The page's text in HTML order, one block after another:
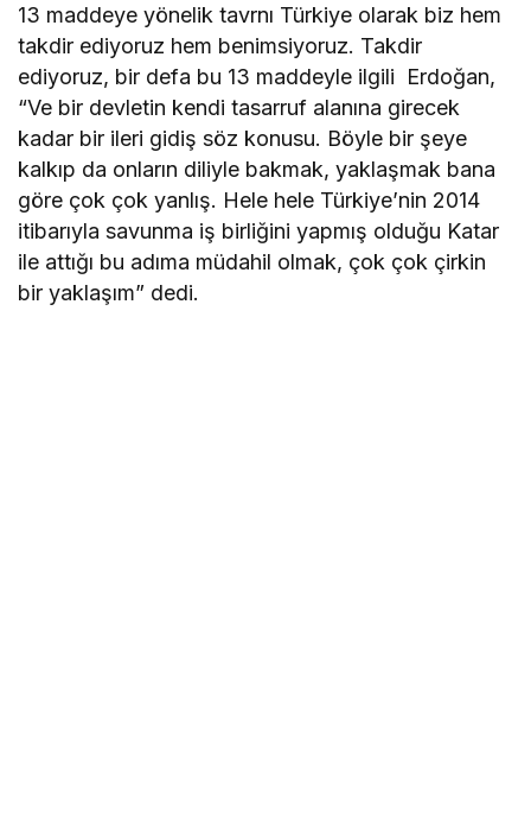
13 maddeye yönelik tavrnı Türkiye olarak biz hem
takdir ediyoruz hem benimsiyoruz. Takdir
ediyoruz, bir defa bu 13 maddeyle ilgili Erdoğan,
“Ve bir devletin kendi tasarruf alanına girecek
kadar bir ileri gidiş söz konusu. Böyle bir şeye
kalkıp da onların diliyle bakmak, yaklaşmak bana
göre çok çok yanlış. Hele hele Türkiye’nin 2014
itibarıyla savunma iş birliğini yapmış olduğu Katar
ile attığı bu adıma müdahil olmak, çok çok çirkin
bir yaklaşım” dedi.